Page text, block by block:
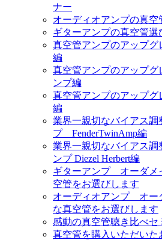
ナー
オーディオアンプの真空
ギターアンプの真空管選
真空管アンプのアップ
編
真空管アンプのアップ
ンプ編
真空管アンプのアップ
編
業界一親切なバイアス
プ FenderTwinAmp編
業界一親切なバイアス
ンプ Diezel Herbert編
ギターアンプ オーダメ
空管をお選びします
オーディオアンプ オー
な真空管をお選びします
感動の真空管聴き比べセ
真空管を購入いただいた